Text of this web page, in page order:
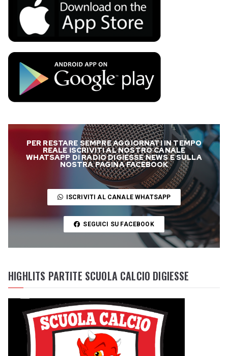
PER RESTARE SEMPRE AGGIORNATI IN TEMPO
REALE ISCRIVITI AL NOSTRO CANALE
WHATSAPP DI RADIO DIGIESSE NEWS E SULLA
NOSTRA PAGINA FACEBOOK
ISCRIVITI AL CANALE WHATSAPP
SEGUICI SU FACEBOOK
HIGHLITS PARTITE SCUOLA CALCIO DIGIESSE